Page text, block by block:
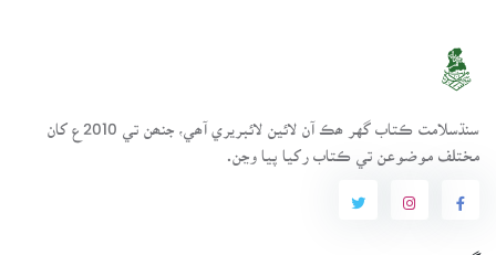
سنڌسلامت ڪتاب گهر ھڪ آن لائين لائبريري آھي، جنھن تي 2010ع کان
مختلف موضوعن تي ڪتاب رکيا پيا وڃن.